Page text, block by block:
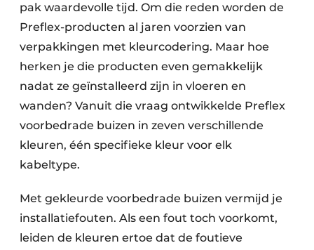
pak waardevolle tijd. Om die reden worden de
Preflex-producten al jaren voorzien van
verpakkingen met kleurcodering. Maar hoe
herken je die producten even gemakkelijk
nadat ze geïnstalleerd zijn in vloeren en
wanden? Vanuit die vraag ontwikkelde Preflex
voorbedrade buizen in zeven verschillende
kleuren, één specifieke kleur voor elk
kabeltype.
Met gekleurde voorbedrade buizen vermijd je
installatiefouten. Als een fout toch voorkomt,
leiden de kleuren ertoe dat de foutieve